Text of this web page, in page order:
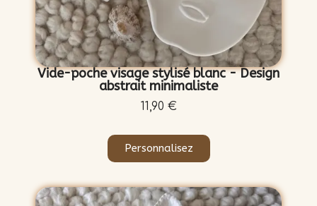
Vide-poche visage stylisé blanc - Design
abstrait minimaliste
11,90 €
Personnalisez